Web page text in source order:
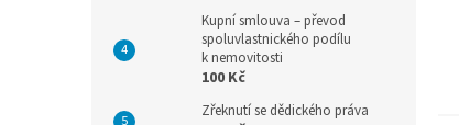
Kupní smlouva – převod
spoluvlastnického podílu
k nemovitosti
100 Kč
Zřeknutí se dědického práva